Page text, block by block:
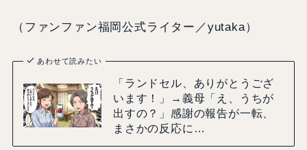
（ファンファン福岡公式ライター／yutaka）
あわせて読みたい
「ランドセル、ありがとうござ
います！」→義母「え、うちが
出すの？」感謝の報告が一転、
まさかの反応に…